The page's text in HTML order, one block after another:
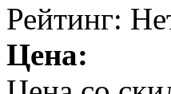
Рейтинг:
Цена: